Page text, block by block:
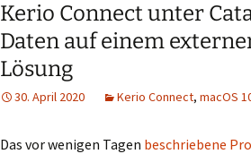
Kerio Connect unter
Daten auf einem
Lösung
30. April 2020 Kerio Connect, macOS
Das vor wenigen Tagen beschriebene